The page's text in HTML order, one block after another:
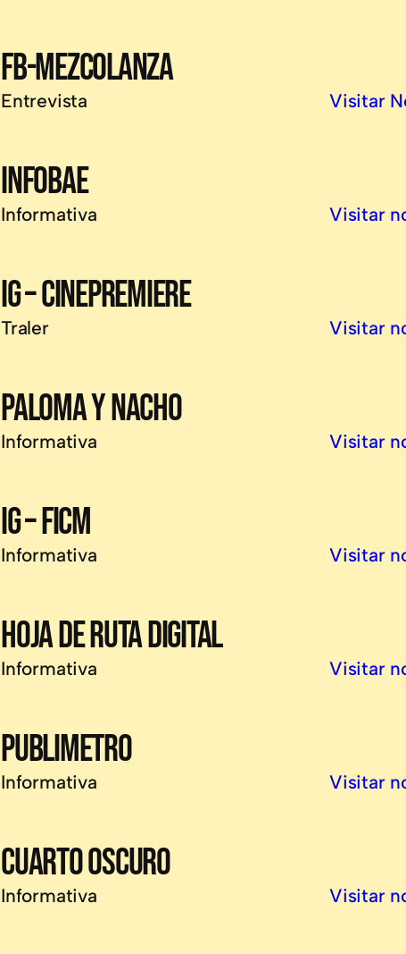
FB-MEZCOLANZA
Entrevista Visitar
INFOBAE
Informativa Visitar
IG – CINEPREMIERE
Traler Visitar
PALOMA Y NACHO
Informativa Visitar
IG – FICM
Informativa Visitar
HOJA DE RUTA DIGITAL
Informativa Visitar
PUBLIMETRO
Informativa Visitar
CUARTO OSCURO
Informativa Visitar